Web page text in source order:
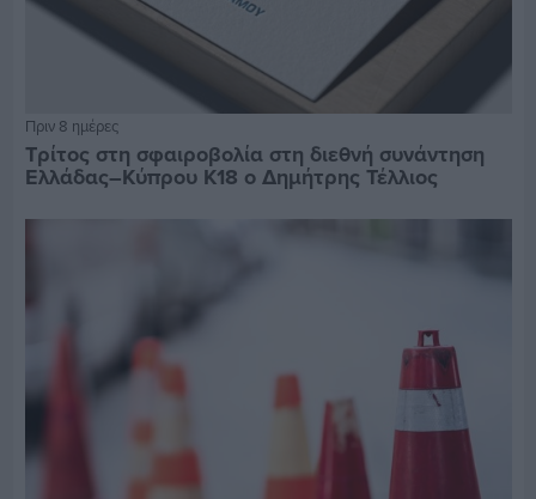
Πριν 8 ημέρες
Τρίτος στη σφαιροβολία στη διεθνή συνάντηση
Ελλάδας–Κύπρου Κ18 ο Δημήτρης Τέλλιος